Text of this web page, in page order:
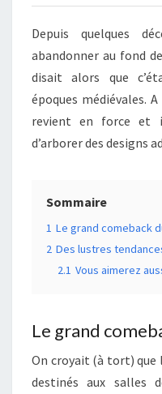
Depuis quelques
abandonner au fond
disait alors que
époques médiévales.
revient en force et
d’arborer des designs
Sommaire
1 Le grand comeback
2 Des lustres
2.1 Vous aimerez
Le grand
On croyait (à tort) que
destinés aux salles